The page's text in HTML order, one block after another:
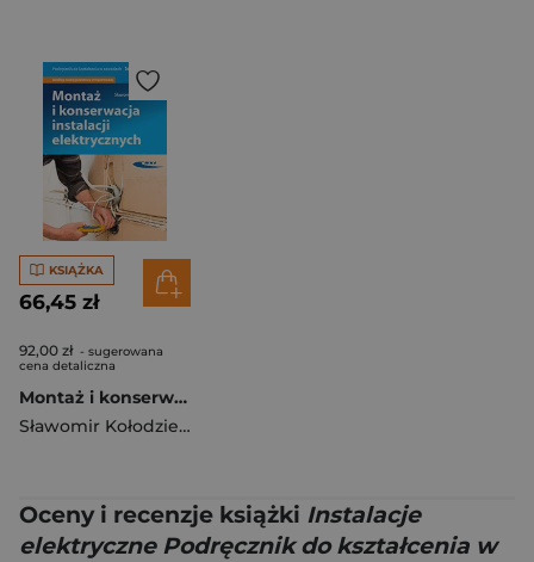
KSIĄŻKA
66,45 zł
92,00 zł - sugerowana
cena detaliczna
Montaż i konserwacja instalacji elektrycznych
Sławomir Kołodziejczyk
Oceny i recenzje książki Instalacje
elektryczne Podręcznik do kształcenia w